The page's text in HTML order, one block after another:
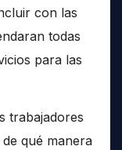
con las
todas
para las
trabajadores
qué manera